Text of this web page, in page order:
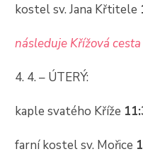
kostel sv. Jana Křtitele
následuje Křížová
4. 4. – ÚTERÝ:
kaple svatého Kříže
farní kostel sv. Mořice